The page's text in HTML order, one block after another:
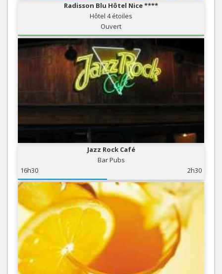
Radisson Blu Hôtel Nice ****
Hôtel 4 étoiles
Ouvert
Jazz Rock Café
Bar Pubs
16h30
2h30